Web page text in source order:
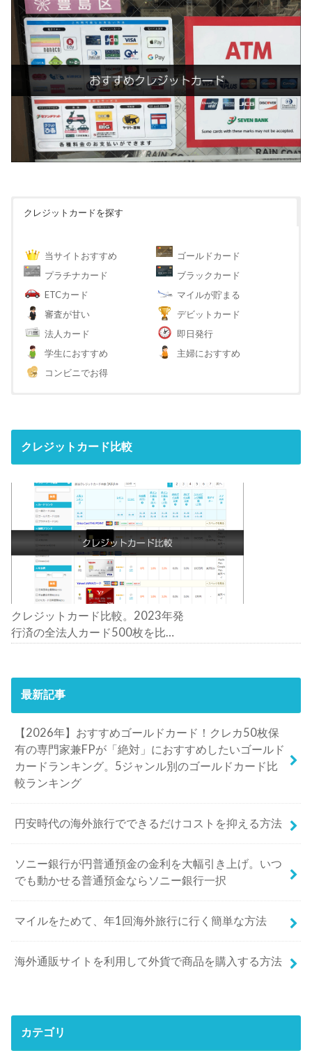
クレジットカードを探す
当サイトおすすめ
ゴールドカード
プラチナカード
ブラックカード
ETCカード
マイルが貯まる
審査が甘い
デビットカード
法人カード
即日発行
学生におすすめ
主婦におすすめ
コンビニでお得
クレジットカード比較
クレジットカード比較。2023年発
行済の全法人カード500枚を比
最新記事
【2026年】おすすめゴールドカード！クレカ50枚保
有の専門家兼FPが「絶対」におすすめしたいゴールド
カードランキング。5ジャンル別のゴールドカード比
較ランキング
円安時代の海外旅行でできるだけコストを抑える方法
ソニー銀行が円普通預金の金利を大幅引き上げ。いつ
でも動かせる普通預金ならソニー銀行一択
マイルをためて、年1回海外旅行に行く簡単な方法
海外通販サイトを利用して外貨で商品を購入する方法
カテゴリ